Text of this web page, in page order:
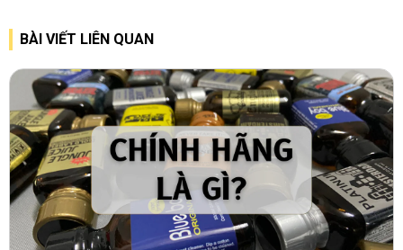
BÀI VIẾT LIÊN QUAN